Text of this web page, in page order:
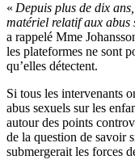
« Depuis plus de dix
matériel relatif aux abus
a rappelé Mme
les plateformes ne sont
qu’elles détectent.
Si tous les intervenants
abus sexuels sur les
autour des points
de la question de savoir
submergerait les forces